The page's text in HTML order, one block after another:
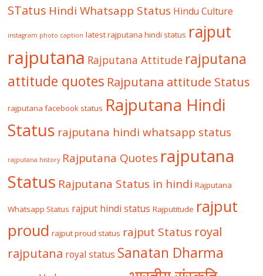
STatus Hindi Whatsapp Status Hindu Culture
instagram photo caption latest rajputana hindi status rajput
rajputana Rajputana Attitude rajputana
attitude quotes Rajputana attitude Status
rajputana facebook status Rajputana Hindi
Status rajputana hindi whatsapp status
rajputana history Rajputana Quotes rajputana
Status Rajputana Status in hindi Rajputana
Whatsapp Status rajput hindi status Rajputitude rajput
proud rajput proud status rajput Status royal
rajputana royal status Sanatan Dharma